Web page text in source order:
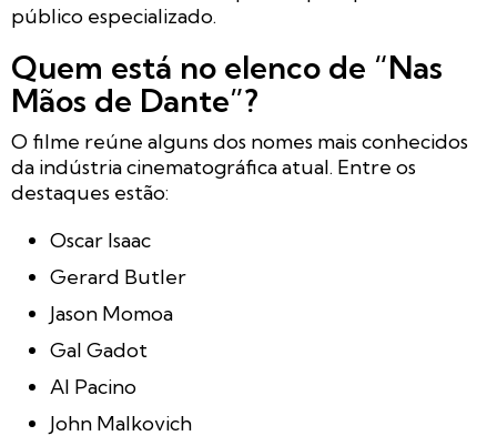
público especializado.
Quem está no elenco de “Nas
Mãos de Dante”?
O filme reúne alguns dos nomes mais conhecidos
da indústria cinematográfica atual. Entre os
destaques estão:
Oscar Isaac
Gerard Butler
Jason Momoa
Gal Gadot
Al Pacino
John Malkovich